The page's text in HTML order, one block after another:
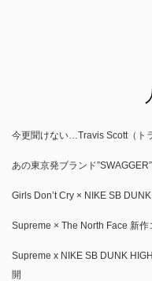
今更聞けない…Travis Scott（ト
あの東京発ブランド
Girls Don’t Cry × NIKE SB
Supreme × The North Face 新
Supreme x NIKE SB DUNK
開